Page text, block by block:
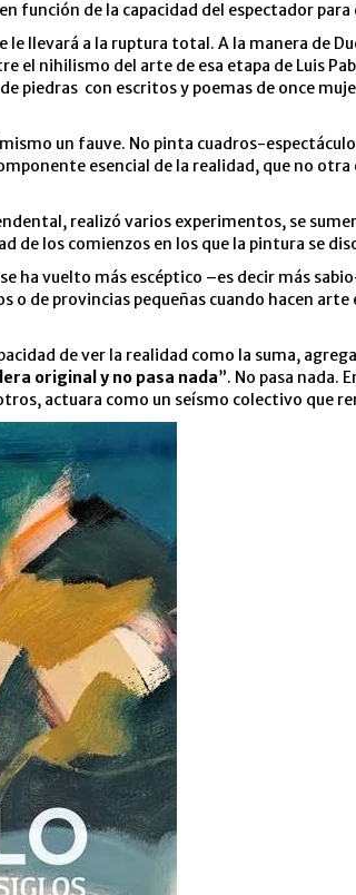
función de la capacidad del espectador
le llevará a la ruptura total. A la manera de
nihilismo del arte de esa etapa de Luis
piedras con escritos y poemas de once
un fauve. No pinta cuadros-
esencial de la realidad, que no
realizó varios experimentos, se
los comienzos en los que la pintura se
se ha vuelto más escéptico –es decir más
o de provincias pequeñas cuando hacen
de ver la realidad como la suma,
original y no pasa nada”. No pasa nada.
actuara como un seísmo colectivo que